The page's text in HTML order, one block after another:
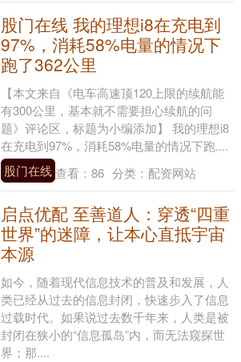
股门在线 我的理想i8在充电到
97%，消耗58%电量的情况下
跑了362公里
【本文来自《电车高速顶120上限的续航能
有300公里，基本就不需要担心续航的问
题》评论区，标题为小编添加】 我的理想i8
在充电到97%，消耗58%电量的情况下跑....
股门在线查看： 86 分类： 配资网站
启点优配 至善道人：穿透“四重
世界”的迷障，让本心直抵宇宙
本源
如今，随着现代信息技术的普及和发展，人
类已经从过去的信息封闭，快速步入了信息
过载时代。如果说过去数千年来，人类是被
封闭在狭小的“信息孤岛”内，而无法窥探世
界；那....